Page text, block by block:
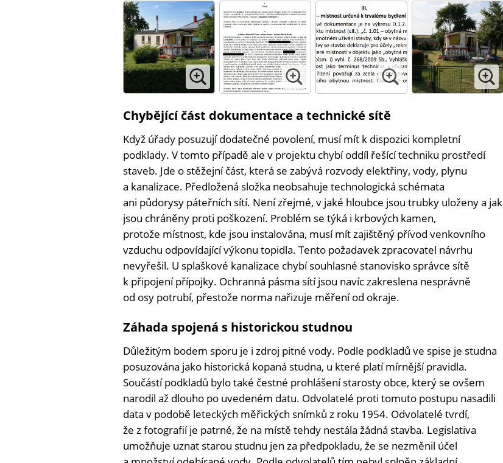
Chybějící část dokumentace a technické sítě
Když úřady posuzují dodatečné povolení, musí mít k dispozici kompletní
podklady. V tomto případě ale v projektu chybí oddíl řešící techniku prostředí
staveb. Jde o stěžejní část, která se zabývá rozvody elektřiny, vody, plynu
a kanalizace. Předložená složka neobsahuje technologická schémata
ani půdorysy páteřních sítí. Není zřejmé, v jaké hloubce jsou trubky uloženy a jak
jsou chráněny proti poškození. Problém se týká i krbových kamen,
protože místnost, kde jsou instalována, musí mít zajištěný přívod venkovního
vzduchu odpovídající výkonu topidla. Tento požadavek zpracovatel návrhu
nevyřešil. U splaškové kanalizace chybí souhlasné stanovisko správce sítě
k připojení přípojky. Ochranná pásma sítí jsou navíc zakreslena nesprávně
od osy potrubí, přestože norma nařizuje měření od okraje.
Záhada spojená s historickou studnou
Důležitým bodem sporu je i zdroj pitné vody. Podle podkladů ve spise je studna
posuzována jako historická kopaná studna, u které platí mírnější pravidla.
Součástí podkladů bylo také čestné prohlášení starosty obce, který se ovšem
narodil až dlouho po uvedeném datu. Odvolatelé proti tomuto postupu nasadili
data v podobě leteckých měřických snímků z roku 1954. Odvolatelé tvrdí,
že z fotografií je patrné, že na místě tehdy nestála žádná stavba. Legislativa
umožňuje uznat starou studnu jen za předpokladu, že se nezměnil účel